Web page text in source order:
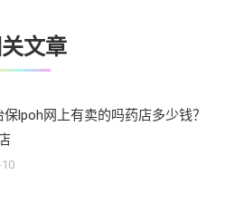
文章
保lpoh网上有卖的吗药店多少钱？